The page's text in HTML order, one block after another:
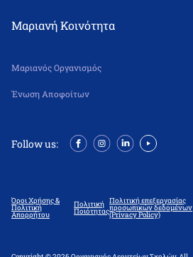
Μαριανή Κοινότητα
Μαριανός Οργανισμός
Ένωση Αποφοίτων
Follow us:
Όροι Χρήσης &
Πολιτική
Απορρήτου
Πολιτική
Ποιότητας
Πολιτική επεξεργασίας
προσωπικών δεδομένων
(Privacy Policy)